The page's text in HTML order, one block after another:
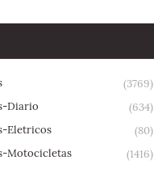
(3769)
Diario
(634)
Eletricos
(80)
Motocicletas
(1416)